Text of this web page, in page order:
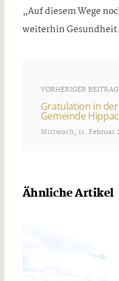
„Auf diesem Wege
weiterhin
VORHERIGER BEITRAG
Gratulation in der
Gemeinde
Mittwoch, 11. Februar
Ähnliche Artikel